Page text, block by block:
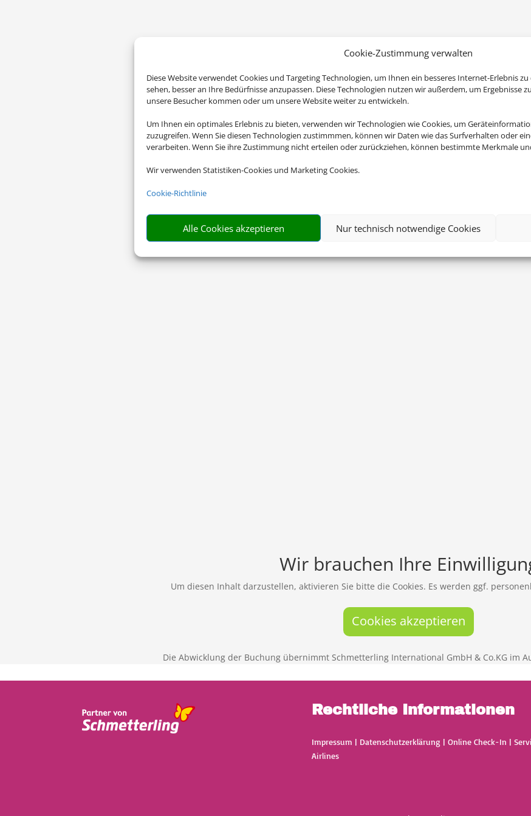
Cookie-Zustimmung verwalten
Diese Website verwendet Cookies und Targeting Technologien, um Ihnen ein besseres Internet-Erlebnis
sehen, besser an Ihre Bedürfnisse anzupassen. Diese Technologien nutzen wir außerdem, um Ergebnisse
unsere Besucher kommen oder um unsere Website weiter zu entwickeln.
Um Ihnen ein optimales Erlebnis zu bieten, verwenden wir Technologien wie Cookies, um
zuzugreifen. Wenn Sie diesen Technologien zustimmmen, können wir Daten wie das Surfverhalten oder
verarbeiten. Wenn Sie ihre Zustimmung nicht erteilen oder zurückziehen, können bestimmte Merkmale
Wir verwenden Statistiken-Cookies und Marketing Cookies.
Cookie-Richtlinie
Alle Cookies akzeptieren Nur technisch notwendige Cookies
Wir brauchen Ihre
Um diesen Inhalt darzustellen, aktivieren Sie bitte die Cookies. Es werden ggf.
Cookies akzeptieren
Die Abwicklung der Buchung übernimmt Schmetterling International GmbH & Co.KG im
Rechtliche Informationen
Impressum | Datenschutzerklärung | Online Check-In |
Airlines